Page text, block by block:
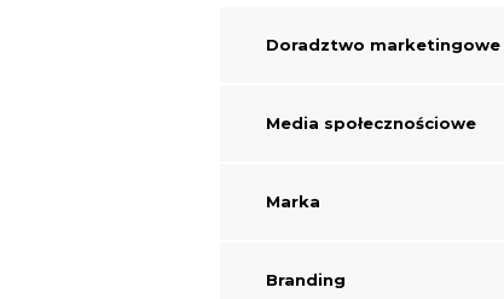
Doradztwo marketingowe
Media społecznościowe
Marka
Branding